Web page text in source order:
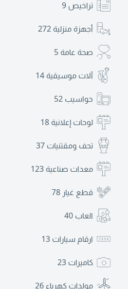
تراخيص 9
أجهزة منزلية 272
صحة عامة 5
آلات موسيقية 14
حواسيب 52
لوحات إعلانية 18
تحف ومقتنيات 37
معدات صناعية 123
قطع غيار 78
العاب 40
ارقام سيارات 13
كاميرات 23
مولدات كهرباء 26